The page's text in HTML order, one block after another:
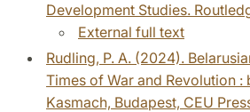
Development Studies.
External full text
Rudling, P. A. (2024).
Times of War and Revolution :
Kasmach, Budapest, CEU